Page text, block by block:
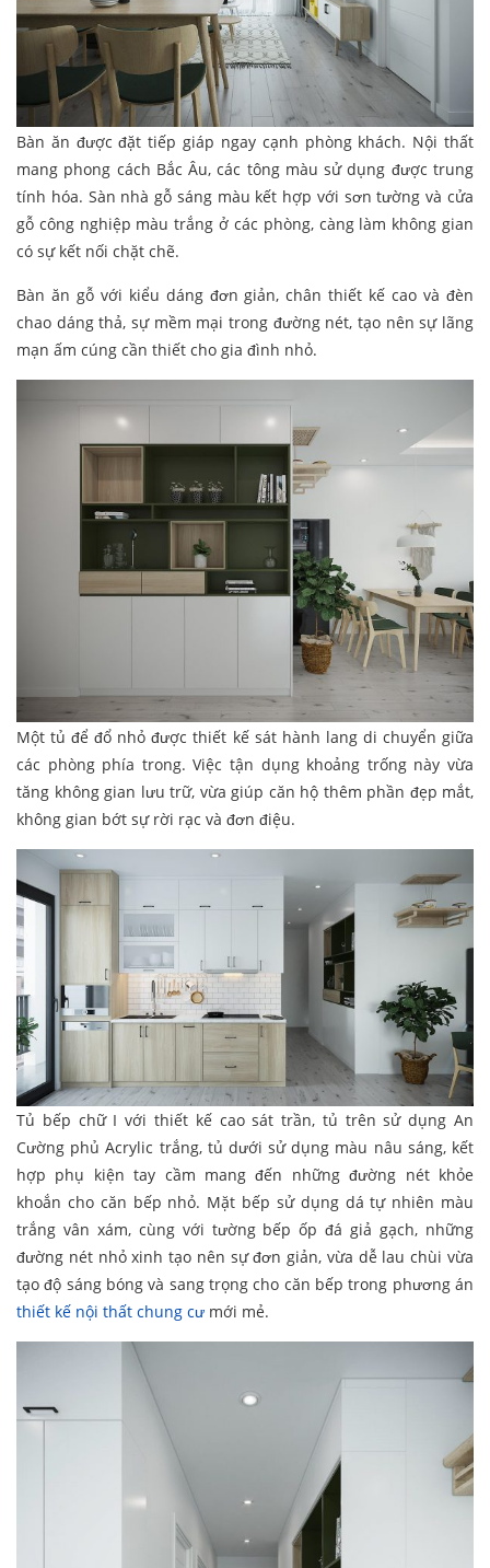
Bàn ăn được đặt tiếp giáp ngay cạnh phòng khách. Nội thất
mang phong cách Bắc Âu, các tông màu sử dụng được trung
tính hóa. Sàn nhà gỗ sáng màu kết hợp với sơn tường và cửa
gỗ công nghiệp màu trắng ở các phòng, càng làm không gian
có sự kết nối chặt chẽ.
Bàn ăn gỗ với kiểu dáng đơn giản, chân thiết kế cao và đèn
chao dáng thả, sự mềm mại trong đường nét, tạo nên sự lãng
mạn ấm cúng cần thiết cho gia đình nhỏ.
Một tủ để đổ nhỏ được thiết kế sát hành lang di chuyển giữa
các phòng phía trong. Việc tận dụng khoảng trống này vừa
tăng không gian lưu trữ, vừa giúp căn hộ thêm phần đẹp mắt,
không gian bớt sự rời rạc và đơn điệu.
Tủ bếp chữ I với thiết kế cao sát trần, tủ trên sử dụng An
Cường phủ Acrylic trắng, tủ dưới sử dụng màu nâu sáng, kết
hợp phụ kiện tay cầm mang đến những đường nét khỏe
khoắn cho căn bếp nhỏ. Mặt bếp sử dụng dá tự nhiên màu
trắng vân xám, cùng với tường bếp ốp đá giả gạch, những
đường nét nhỏ xinh tạo nên sự đơn giản, vừa dễ lau chùi vừa
tạo độ sáng bóng và sang trọng cho căn bếp trong phương án
thiết kế nội thất chung cư mới mẻ.